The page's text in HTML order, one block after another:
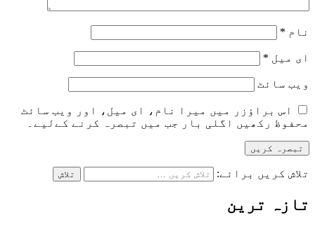
نام *
ای میل *
ویب‌ سائٹ
اس براؤزر میں میرا نام، ای میل، اور ویب سائٹ
محفوظ رکھیں اگلی بار جب میں تبصرہ کرنے کےلیے۔
تلاش کریں برائے:
تازہ ترین